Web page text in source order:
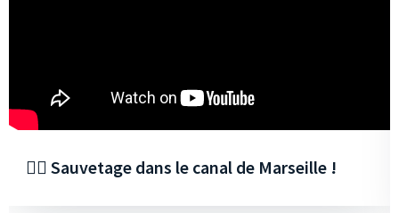
🏊‍♂️ Sauvetage dans le canal de Marseille !